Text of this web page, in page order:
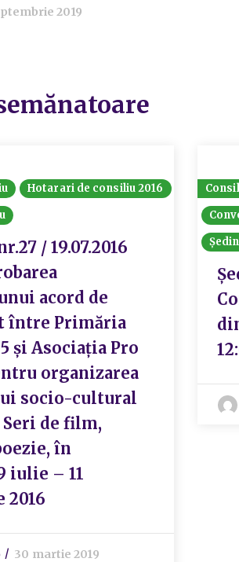
2019
Hotarari de consiliu 2016
/ 19.07.2016
acord de
între Primăria
și Asociația Pro
organizarea
socio-cultural
de film,
în
iulie – 11
2016
30 martie 2019